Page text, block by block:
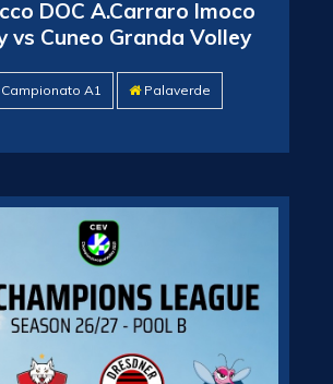
DOC A.Carraro Imoco
vs Cuneo Granda Volley
Campionato A1 Palaverde